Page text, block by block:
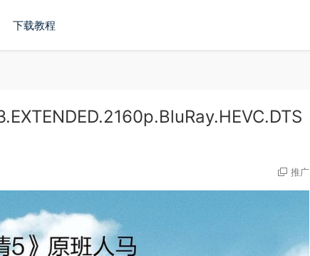
下载教程
推广